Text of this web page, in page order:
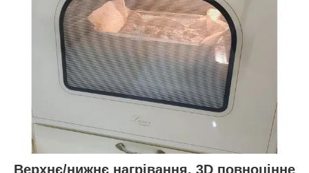
Верхнє/нижнє нагрівання, 3D повноцінне